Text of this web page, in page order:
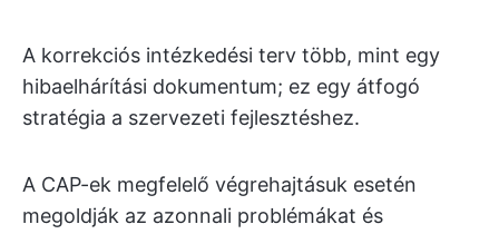
A korrekciós intézkedési terv több, mint egy
hibaelhárítási dokumentum; ez egy átfogó
stratégia a szervezeti fejlesztéshez.
A CAP-ek megfelelő végrehajtásuk esetén
megoldják az azonnali problémákat és